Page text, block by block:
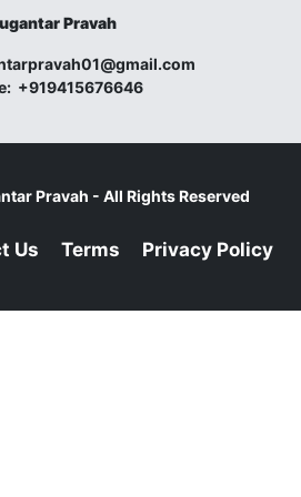
Pravah
+919415676646
Pravah - All Rights Reserved
Us Terms Privacy Policy